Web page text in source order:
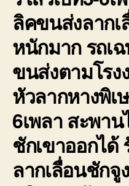
ลิคขนส่งลาก
หนักมาก รถเ
ขนส่งตามโรง
หัวลากหางพิเ
6เพลา สะพา
ชักเขาออกไ
ลากเลื่อนชักจู